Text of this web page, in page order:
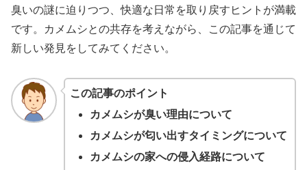
臭いの謎に迫りつつ、快適な日常を取り戻すヒントが満載
です。カメムシとの共存を考えながら、この記事を通じて
新しい発見をしてみてください。
この記事のポイント
カメムシが臭い理由について
カメムシが匂い出すタイミングについて
カメムシの家への侵入経路について